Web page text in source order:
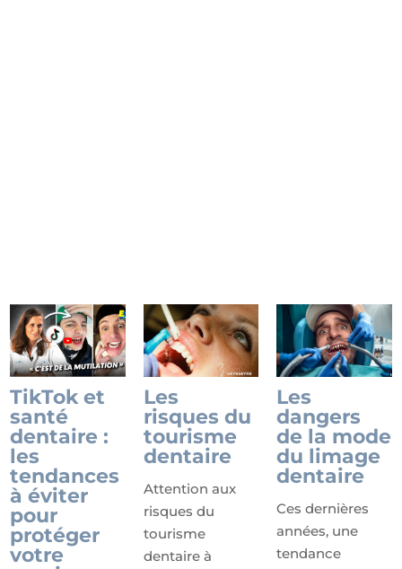
TikTok et
santé
dentaire :
les
tendances
à éviter
pour
protéger
votre
Les
risques du
tourisme
dentaire
Attention aux
risques du
tourisme
dentaire à
Les
dangers
de la mode
du limage
dentaire
Ces dernières
années, une
tendance